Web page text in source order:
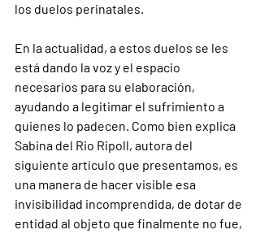
los duelos perinatales.
En la actualidad, a estos duelos se les
está dando la voz y el espacio
necesarios para su elaboración,
ayudando a legitimar el sufrimiento a
quienes lo padecen. Como bien explica
Sabina del Rio Ripoll, autora del
siguiente artículo que presentamos, es
una manera de hacer visible esa
invisibilidad incomprendida, de dotar de
entidad al objeto que finalmente no fue,